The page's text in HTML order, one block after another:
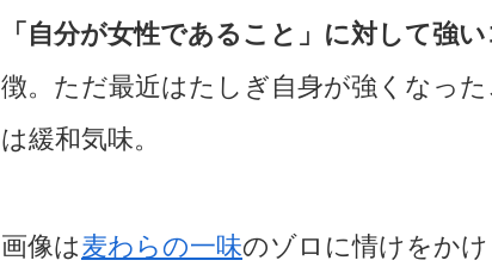
「自分が女性であること」に対して強
徴。ただ最近はたしぎ自身が強くなっ
は緩和気味。
画像は麦わらの一味のゾロに情けをか